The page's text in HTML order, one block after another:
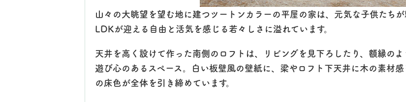
山々の大眺望を望む地に建つツートンカラーの平屋の家は、元気な子供たち
LDKが迎える自由と活気を感じる若々しさに溢れています。
天井を高く設けて作った南側のロフトは、リビングを見下ろしたり、額縁の
遊び心のあるスペース。白い板壁風の壁紙に、梁やロフト下天井に木の素材
の床色が全体を引き締めています。